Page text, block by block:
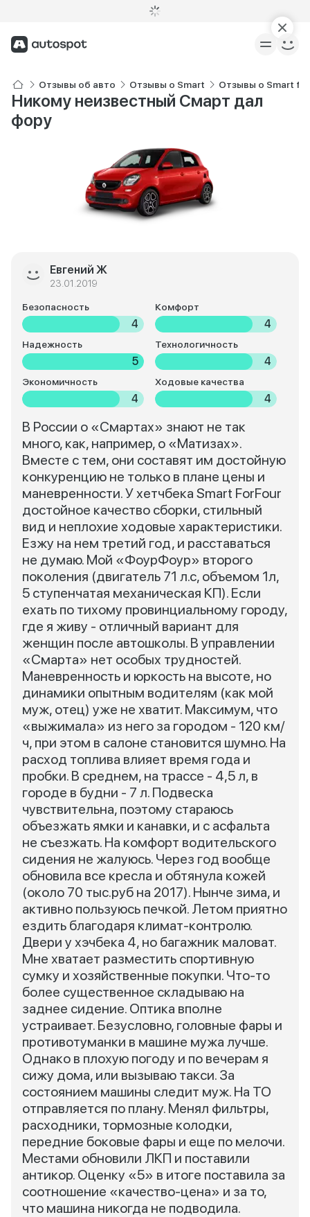
Отзывы об авто Отзывы о Smart Отзывы о Smart
Никому неизвестный Смарт дал
фору
Евгений Ж
23.01.2019
Безопасность
4
Комфорт
4
Надежность
5
Технологичность
4
Экономичность
4
Ходовые качества
4
В России о «Смартах» знают не так
много, как, например, о «Матизах».
Вместе с тем, они составят им достойную
конкуренцию не только в плане цены и
маневренности. У хетчбека Smart ForFour
достойное качество сборки, стильный
вид и неплохие ходовые характеристики.
Езжу на нем третий год, и расставаться
не думаю. Мой «ФоурФоур» второго
поколения (двигатель 71 л.с, объемом 1л,
5 ступенчатая механическая КП). Если
ехать по тихому провинциальному городу,
где я живу - отличный вариант для
женщин после автошколы. В управлении
«Смарта» нет особых трудностей.
Маневренность и юркость на высоте, но
динамики опытным водителям (как мой
муж, отец) уже не хватит. Максимум, что
«выжимала» из него за городом - 120 км/
ч, при этом в салоне становится шумно. На
расход топлива влияет время года и
пробки. В среднем, на трассе - 4,5 л, в
городе в будни - 7 л. Подвеска
чувствительна, поэтому стараюсь
объезжать ямки и канавки, и с асфальта
не съезжать. На комфорт водительского
сидения не жалуюсь. Через год вообще
обновила все кресла и обтянула кожей
(около 70 тыс.руб на 2017). Нынче зима, и
активно пользуюсь печкой. Летом приятно
ездить благодаря климат-контролю.
Двери у хэчбека 4, но багажник маловат.
Мне хватает разместить спортивную
сумку и хозяйственные покупки. Что-то
более существенное складываю на
заднее сидение. Оптика вполне
устраивает. Безусловно, головные фары и
противотуманки в машине мужа лучше.
Однако в плохую погоду и по вечерам я
сижу дома, или вызываю такси. За
состоянием машины следит муж. На ТО
отправляется по плану. Менял фильтры,
расходники, тормозные колодки,
передние боковые фары и еще по мелочи.
Местами обновили ЛКП и поставили
антикор. Оценку «5» в итоге поставила за
соотношение «качество-цена» и за то,
что машина никогда не подводила.